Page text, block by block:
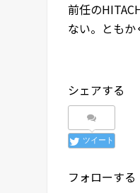
前任の
ない。ともか
シェアする
ツイート
フォローする